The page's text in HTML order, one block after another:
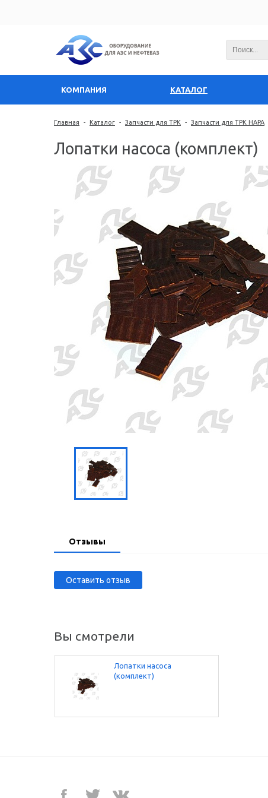
КОМПАНИЯ КАТАЛОГ
Главная - Каталог - Запчасти для ТРК - Запчасти для ТРК НАРА
Лопатки насоса (комплект)
Отзывы
Оставить отзыв
Вы смотрели
Лопатки насоса
(комплект)